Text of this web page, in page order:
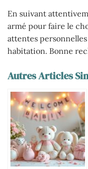
En suivant
armé pour faire le
attentes
habitation. Bonne
Autres Articles